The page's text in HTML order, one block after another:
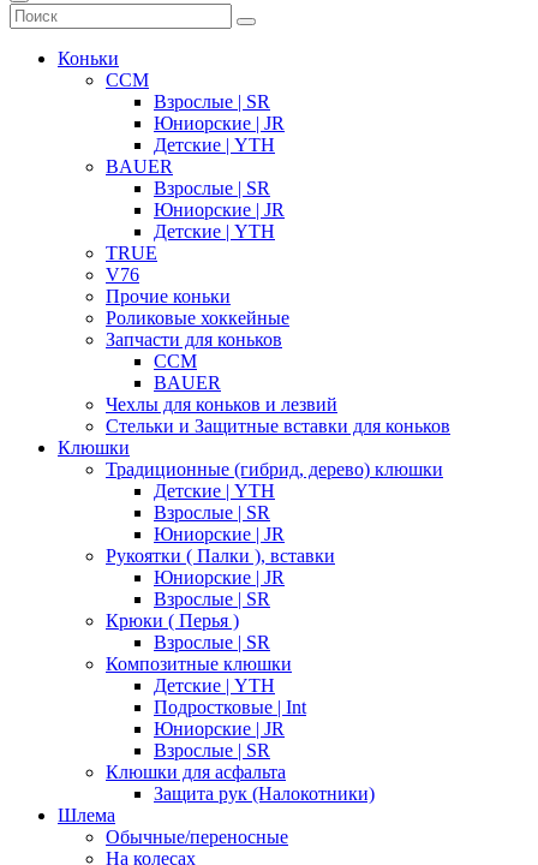
Коньки
CCM
Взрослые | SR
Юниорские | JR
Детские | YTH
BAUER
Взрослые | SR
Юниорские | JR
Детские | YTH
TRUE
V76
Прочие коньки
Роликовые хоккейные
Запчасти для коньков
CCM
BAUER
Чехлы для коньков и лезвий
Стельки и Защитные вставки для коньков
Клюшки
Традиционные (гибрид, дерево) клюшки
Детские | YTH
Взрослые | SR
Юниорские | JR
Рукоятки ( Палки ), вставки
Юниорские | JR
Взрослые | SR
Крюки ( Перья )
Взрослые | SR
Композитные клюшки
Детские | YTH
Подростковые | Int
Юниорские | JR
Взрослые | SR
Клюшки для асфальта
Защита рук (Налокотники)
Шлема
Обычные/переносные
На колесах